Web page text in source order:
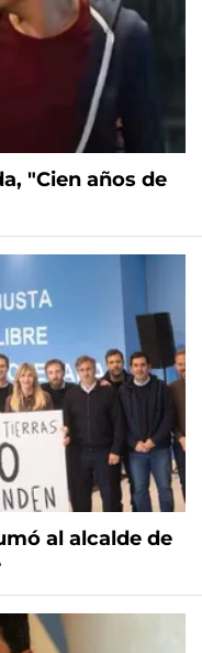
"Cien años de
al alcalde de